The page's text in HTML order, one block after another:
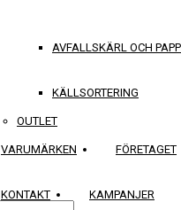
AVFALLSKÄRL OCH
KÄLLSORTERING
OUTLET
VARUMÄRKEN FÖRETAGET
KONTAKT KAMPANJER